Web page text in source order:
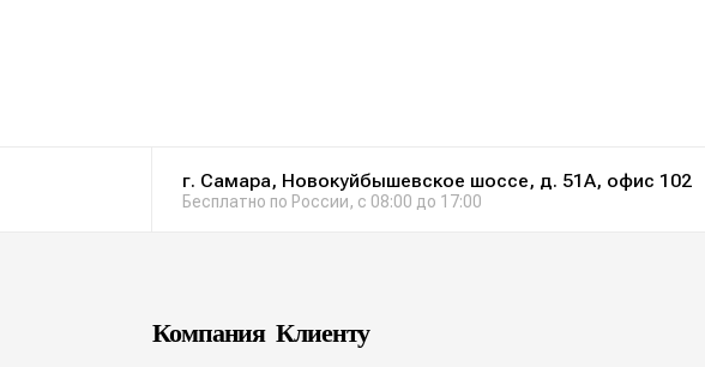
г. Самара, Новокуйбышевское шоссе, д. 51А, офис 102
Бесплатно по России, с 08:00 до 17:00
Компания Клиенту